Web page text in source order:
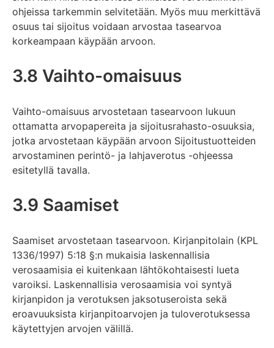
ohjeissa tarkemmin selvitetään. Myös muu merkittävä
osuus tai sijoitus voidaan arvostaa tasearvoa
korkeampaan käypään arvoon.
3.8 Vaihto-omaisuus
Vaihto-omaisuus arvostetaan tasearvoon lukuun
ottamatta arvopapereita ja sijoitusrahasto-osuuksia,
jotka arvostetaan käypään arvoon Sijoitustuotteiden
arvostaminen perintö- ja lahjaverotus -ohjeessa
esitetyllä tavalla.
3.9 Saamiset
Saamiset arvostetaan tasearvoon. Kirjanpitolain (KPL
1336/1997) 5:18 §:n mukaisia laskennallisia
verosaamisia ei kuitenkaan lähtökohtaisesti lueta
varoiksi. Laskennallisia verosaamisia voi syntyä
kirjanpidon ja verotuksen jaksotuseroista sekä
eroavuuksista kirjanpitoarvojen ja tuloverotuksessa
käytettyjen arvojen välillä.